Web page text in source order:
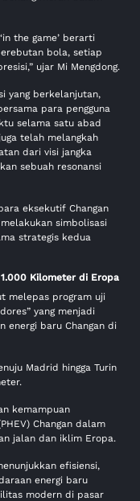
the game’ berarti
bola, setiap
ujar Mi Mengdong.
yang berkelanjutan,
para pengguna
selama satu abad
telah melangkah
dari visi jangka
sebuah resonansi
eksekutif Changan
simbolisasi
strategis kedua
1.000 Kilometer di Eropa
melepas program uji
yang menjadi
energi baru Changan di
Madrid hingga Turin
kemampuan
Changan dalam
jalan dan iklim Eropa.
efisiensi,
energi baru
modern di pasar